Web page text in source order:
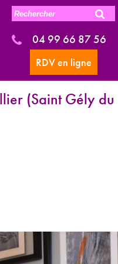
04 99 66 87 56
RDV en ligne
(Saint Gély du